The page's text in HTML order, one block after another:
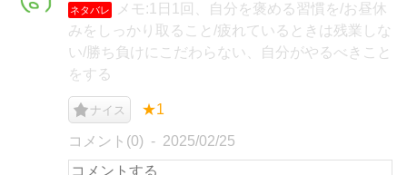
ネタバレ
メモ:1日1回、自分を褒める習慣を/お昼休
みをしっかり取ること/疲れているときは残業しな
い/勝ち負けにこだわらない、自分がやるべきこと
をする
ナイス ★1
コメント(0) 2025/02/25